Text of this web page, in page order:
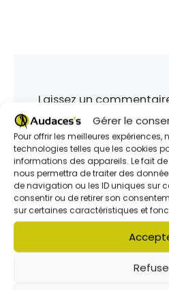
Gérer le
Pour offrir les meilleures expériences,
technologies telles que les cookies
informations des appareils. Le fait
nous permettra de traiter des
de navigation ou les ID uniques sur
consentir ou de retirer son
sur certaines caractéristiques et
Laissez un
Votre adresse e-mail ne sera
champs obligatoires sont
COMMENTAIRE
*